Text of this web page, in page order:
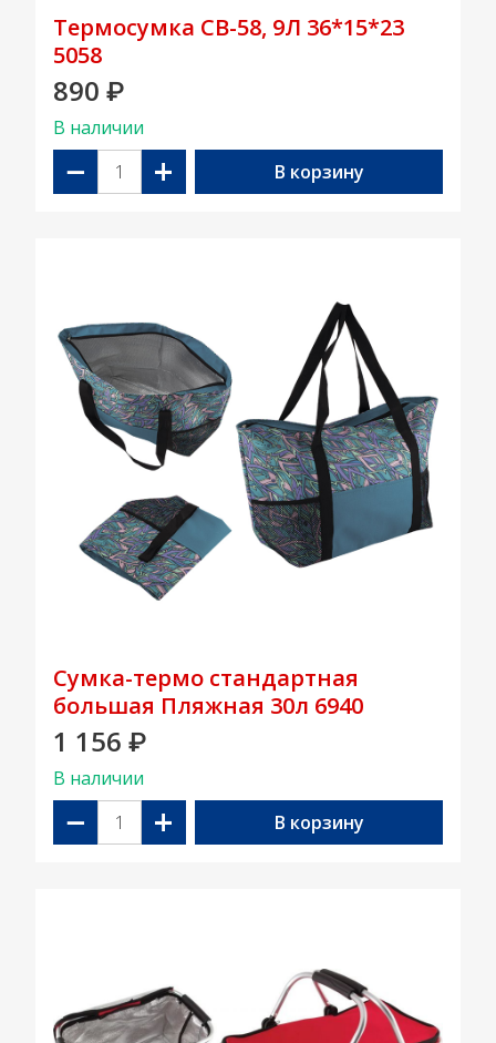
Термосумка CB-58, 9Л 36*15*23
5058
890 ₽
В наличии
− + В корзину
Сумка-термо стандартная
большая Пляжная 30л 6940
1 156 ₽
В наличии
− + В корзину